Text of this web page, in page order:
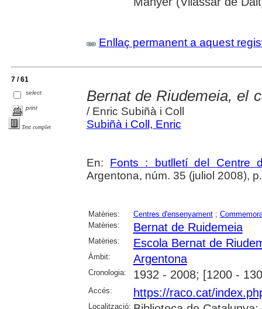
Enllaç permanent a aquest
7 / 61
select
print
Text complet
Bernat de Riudemeia, el
/ Enric Subiñà i Coll
Subiñà i Coll, Enric
En: Fonts : butlletí del Centre
Argentona, núm. 35 (juliol 2008),
Matèries: Centres d'ensenyament;
Matèries:
Bernat de Ruidemeia
Matèries: Escola Bernat de
Àmbit: Argentona
Cronologia: 1932 - 2008; [1200 -
Accés: https://raco.cat/
Localització: